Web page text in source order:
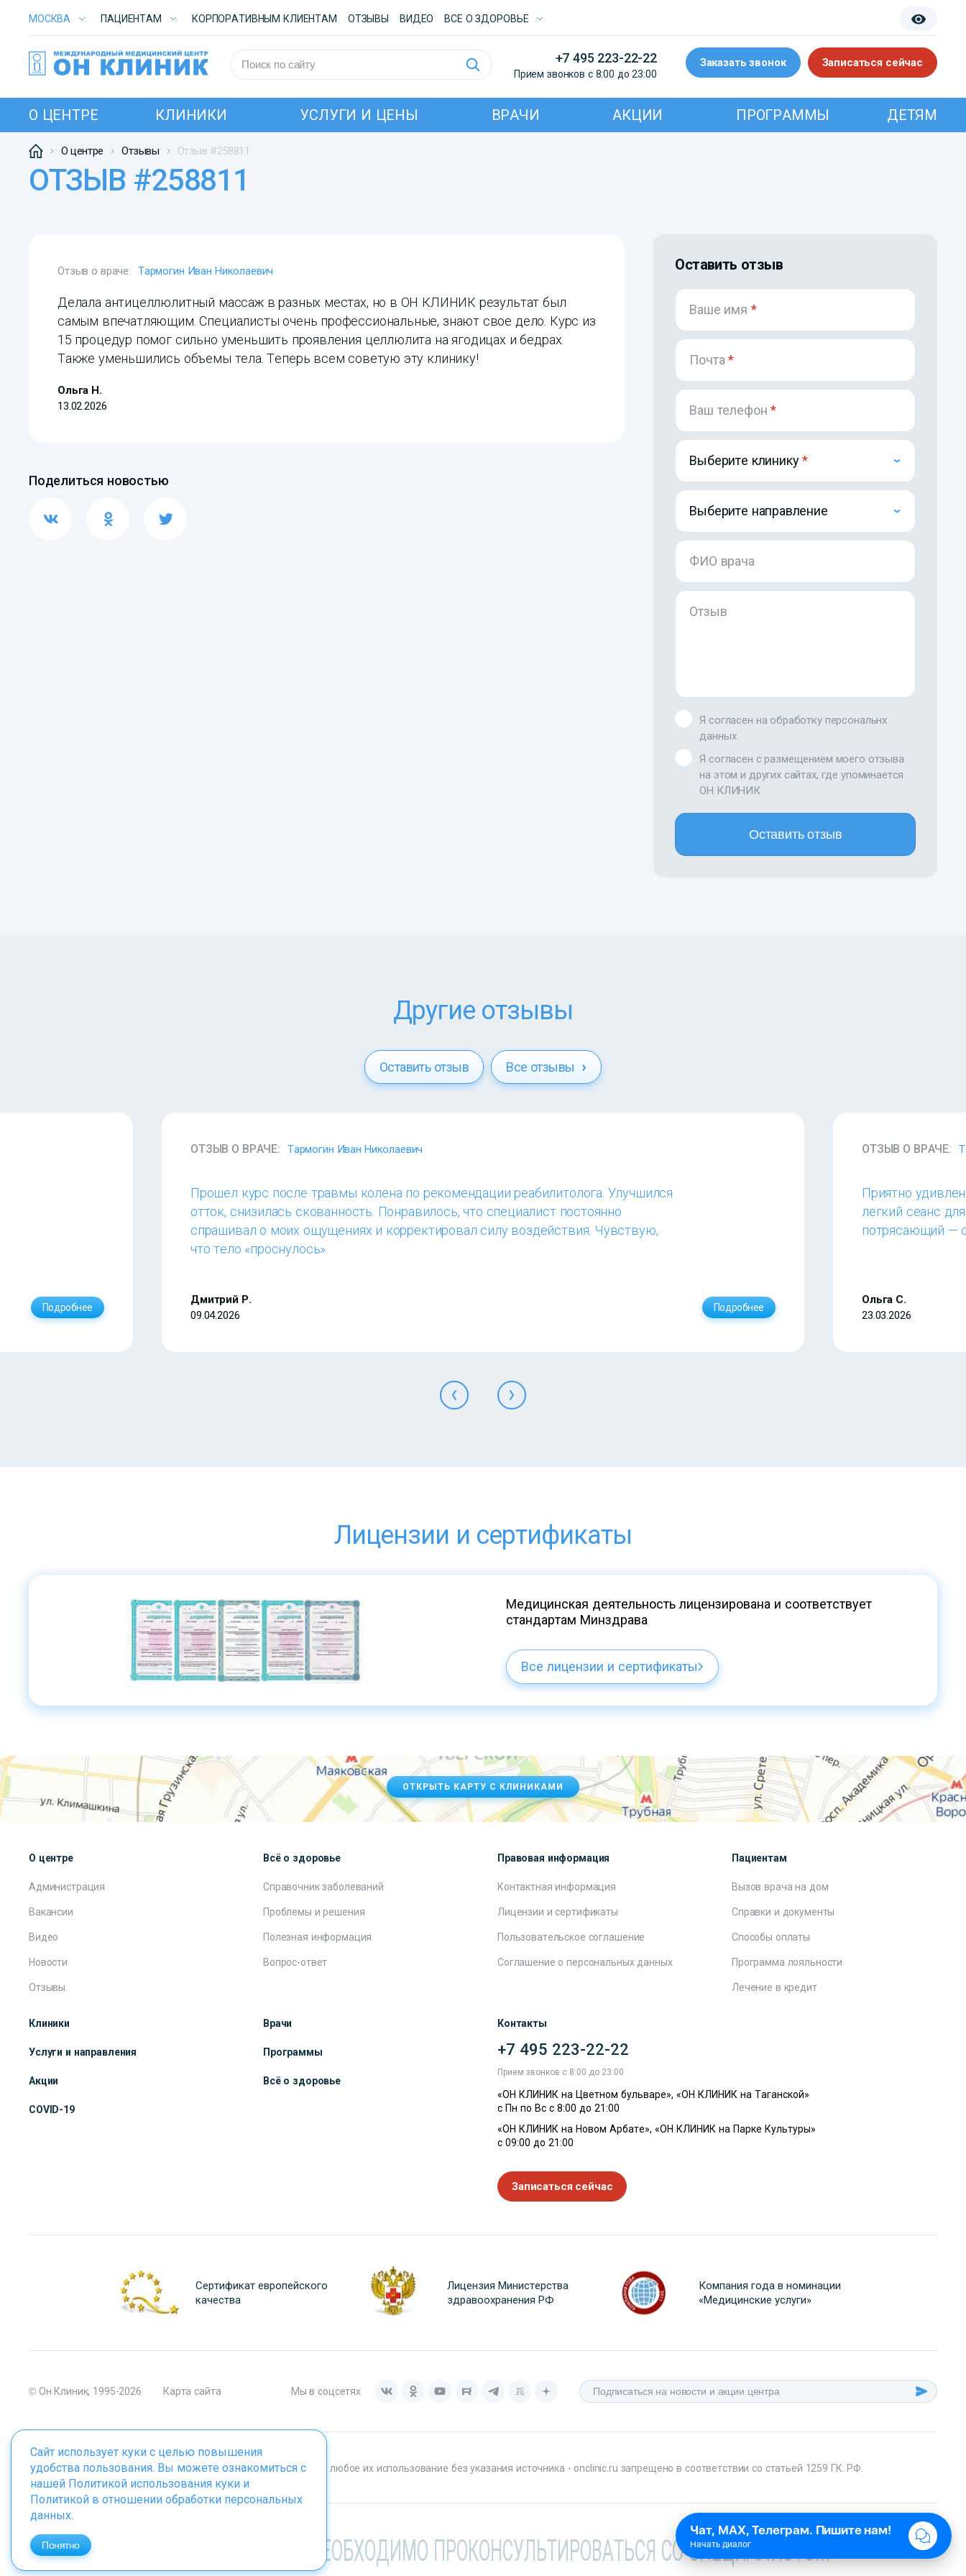
МОСКВА ПАЦИЕНТАМ КОРПОРАТИВНЫМ КЛИЕНТАМ ОТЗЫВЫ ВИДЕО ВСE О ЗДОРОВЬЕ
+7 495 223-22-22
Прием звонков с 8:00 до 23:00
Заказать звонок Записаться сейчас
О ЦЕНТРЕ КЛИНИКИ УСЛУГИ И ЦЕНЫ ВРАЧИ АКЦИИ ПРОГРАММЫ ДЕТЯМ
О центре Отзывы Отзыв #258811
ОТЗЫВ #258811
Отзыв о враче: Тармогин Иван Николаевич
Делала антицеллюлитный массаж в разных местах, но в ОН КЛИНИК результат был
самым впечатляющим. Специалисты очень профессиональные, знают свое дело. Курс из
15 процедур помог сильно уменьшить проявления целлюлита на ягодицах и бедрах.
Также уменьшились объемы тела. Теперь всем советую эту клинику!
Ольга Н.
13.02.2026
Поделиться новостью
Оставить отзыв
Ваше имя *
Почта*
Ваш телефон*
Выберите клинику
Выберите направление
ФИО врача
Отзыв
Я согласен на обработку персональнх
данных
Я согласен с размещением моего отзыва
на этом и других сайтах, где упоминается
ОН КЛИНИК
Оставить отзыв
Другие отзывы
Оставить отзыв Все отзывы
Подробнее
ОТЗЫВ О ВРАЧЕ: Тармогин Иван Николаевич
Прошел курс после травмы колена по рекомендации реабилитолога. Улучшился
отток, снизилась скованность. Понравилось, что специалист постоянно
спрашивал о моих ощущениях и корректировал силу воздействия. Чувствую,
что тело «проснулось».
Дмитрий Р.
09.04.2026
Подробнее
ОТЗЫВ О ВРАЧЕ:
Приятно
легкий сеанс
потрясающий —
Ольга С.
23.03.2026
Лицензии и сертификаты
Медицинская деятельность лицензирована и соответствует
стандартам Минздрава
Все лицензии и сертификаты
ОТКРЫТЬ КАРТУ С КЛИНИКАМИ
О центре
Администрация
Вакансии
Видео
Новости
Отзывы
Всё о здоровье
Справочник заболеваний
Проблемы и решения
Полезная информация
Вопрос-ответ
Правовая информация
Контактная информация
Лицензии и сертификаты
Пользовательское соглашение
Соглашение о персональных данных
Пациентам
Вызов врача на дом
Справки и документы
Способы оплаты
Программа лояльности
Лечение в кредит
Клиники Врачи
Услуги и направления Программы
Акции Всё о здоровье
COVID-19
Контакты
+7 495 223-22-22
Прием звонков с 8:00 до 23:00
«ОН КЛИНИК на Цветном бульваре», «ОН КЛИНИК на Таганской»
с Пн по Вс с 8:00 до 21:00
«ОН КЛИНИК на Новом Арбате», «ОН КЛИНИК на Парке Культуры»
с 09:00 до 21:00
Записаться сейчас
Сертификат европейского
качества
Лицензия Министерства
здравоохранения РФ
Компания года в номинации
«Медицинские услуги»
© Он Клиник, 1995-2026 Карта сайта Мы в соцсетях
Материалы сайта являются собственностью ООО "Он Клиник", любое их использование без указания источника - onclinic.ru запрещено в соответствии со статьей 1259 ГК. РФ.
ИМЕЮТСЯ ПРОТИВОПОКАЗАНИЯ. НЕОБХОДИМО ПРОКОНСУЛЬТИРОВАТЬСЯ СО СПЕЦИАЛИСТОМ
Сайт использует куки с целью повышения
удобства пользования. Вы можете ознакомиться с
нашей Политикой использования куки и
Политикой в отношении обработки персональных
данных.
Понятно